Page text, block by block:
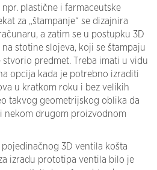
plastične i farmaceutske
za „štampanje“ se dizajnira
a zatim se u postupku 3D
stotine slojeva, koji se štampaju
predmet. Treba imati u vidu
opcija kada je potrebno izraditi
u kratkom roku i bez velikih
takvog geometrijskog oblika da
nekom drugom proizvodnom
pojedinačnog 3D ventila košta
izradu prototipa ventila bilo je